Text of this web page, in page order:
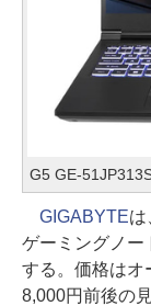
G5 GE-
GIGABYTEは
ゲーミングノー
する。価格はオ
8,000円前後の見